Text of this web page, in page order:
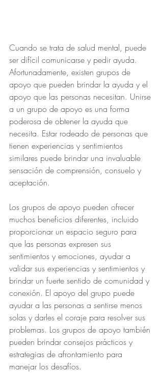
Cuando se trata de salud mental, puede
ser difícil comunicarse y pedir ayuda.
Afortunadamente, existen grupos de
apoyo que pueden brindar la ayuda y el
apoyo que las personas necesitan. Unirse
a un grupo de apoyo es una forma
poderosa de obtener la ayuda que
necesita. Estar rodeado de personas que
tienen experiencias y sentimientos
similares puede brindar una invaluable
sensación de comprensión, consuelo y
aceptación.
Los grupos de apoyo pueden ofrecer
muchos beneficios diferentes, incluido
proporcionar un espacio seguro para
que las personas expresen sus
sentimientos y emociones, ayudar a
validar sus experiencias y sentimientos y
brindar un fuerte sentido de comunidad y
conexión. El apoyo del grupo puede
ayudar a las personas a sentirse menos
solas y darles el coraje para resolver sus
problemas. Los grupos de apoyo también
pueden brindar consejos prácticos y
estrategias de afrontamiento para
manejar los desafíos.